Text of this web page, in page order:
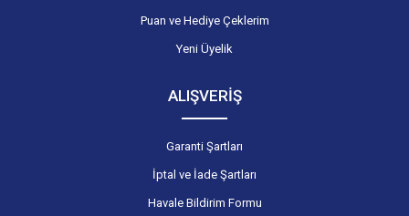
Puan ve Hediye Çeklerim
Yeni Üyelik
ALIŞVERİŞ
Garanti Şartları
İptal ve İade Şartları
Havale Bildirim Formu